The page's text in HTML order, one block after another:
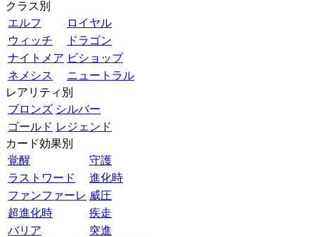
クラス別
エルフ
ロイヤル
ウィッチ
ドラゴン
ナイトメア ビショップ
ネメシス
ニュートラル
レアリティ別
ブロンズ シルバー
ゴールド レジェンド
カード効果別
覚醒
守護
ラストワード
進化時
ファンファーレ 威圧
超進化時
疾走
バリア
突進